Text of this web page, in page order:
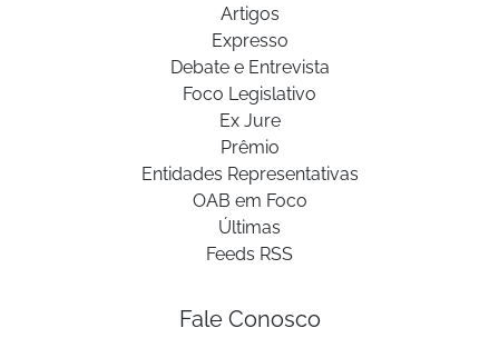
Artigos
Expresso
Debate e Entrevista
Foco Legislativo
Ex Jure
Prêmio
Entidades Representativas
OAB em Foco
Últimas
Feeds RSS
Fale Conosco